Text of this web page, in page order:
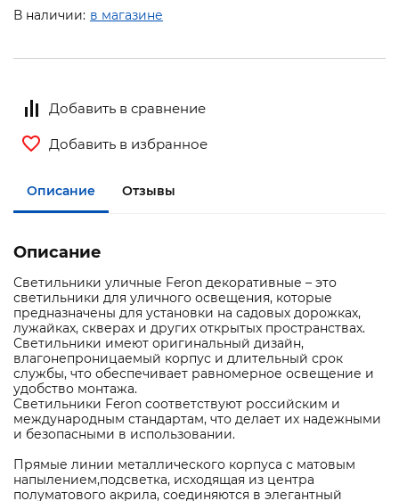
В наличии: в магазине
Добавить в сравнение
Добавить в избранное
Описание Отзывы
Описание
Светильники уличные Feron декоративные – это
светильники для уличного освещения, которые
предназначены для установки на садовых дорожках,
лужайках, скверах и других открытых пространствах.
Светильники имеют оригинальный дизайн,
влагонепроницаемый корпус и длительный срок
службы, что обеспечивает равномерное освещение и
удобство монтажа.
Светильники Feron соответствуют российским и
международным стандартам, что делает их надежными
и безопасными в использовании.
Прямые линии металлического корпуса с матовым
напылением,подсветка, исходящая из центра
полуматового акрила, соединяются в элегантный